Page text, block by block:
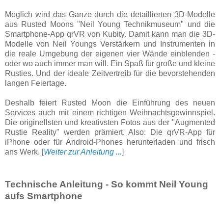
Möglich wird das Ganze durch die detaillierten 3D-Modelle
aus Rusted Moons "Neil Young Technikmuseum" und die
Smartphone-App qrVR von Kubity. Damit kann man die 3D-
Modelle von Neil Youngs Verstärkern und Instrumenten in
die reale Umgebung der eigenen vier Wände einblenden -
oder wo auch immer man will. Ein Spaß für große und kleine
Rusties. Und der ideale Zeitvertreib für die bevorstehenden
langen Feiertage.
Deshalb feiert Rusted Moon die Einführung des neuen
Services auch mit einem richtigen Weihnachtsgewinnspiel.
Die originellsten und kreativsten Fotos aus der "Augmented
Rustie Reality" werden prämiert. Also: Die qrVR-App für
iPhone oder für Android-Phones herunterladen und frisch
ans Werk. [Weiter zur Anleitung ...]
Technische Anleitung - So kommt Neil Young
aufs Smartphone